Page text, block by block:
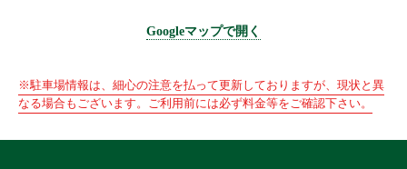
Googleマップで開く
※駐車場情報は、細心の注意を払って更新しておりますが、現状と異
なる場合もございます。ご利用前には必ず料金等をご確認下さい。